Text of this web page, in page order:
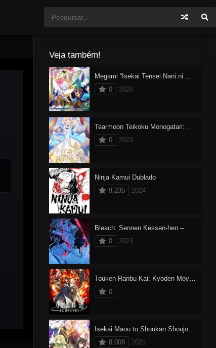
Veja também!
Megami “Isekai Tensei Nani ni Naritai desu ka” Ore “Yuusha no Rokkotsu de”
0
2026
Tearmoon Teikoku Monogatari: Dantoudai kara Hajimaru, Hime no Tensei Gyakuten Story
0
2023
Ninja Kamui Dublado
9.235
2024
Bleach: Sennen Kessen-hen – Ketsubetsu-tan Dublado
0
2023
Touken Ranbu Kai: Kyoden Moyuru Honnouji
0
Isekai Maou to Shoukan Shoujo no Dorei Majutsu 2
8.008
2021